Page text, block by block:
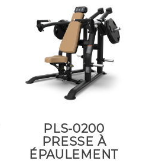
PLS-0200
PRESSE À
ÉPAULEMENT